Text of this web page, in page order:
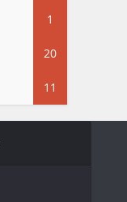
1
20
11